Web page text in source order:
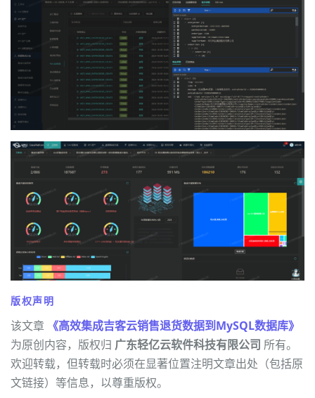
版权声明
该文章 《高效集成吉客云销售退货数据到MySQL数据库》
为原创内容，版权归 广东轻亿云软件科技有限公司 所有。
欢迎转载，但转载时必须在显著位置注明文章出处（包括原
文链接）等信息，以尊重版权。